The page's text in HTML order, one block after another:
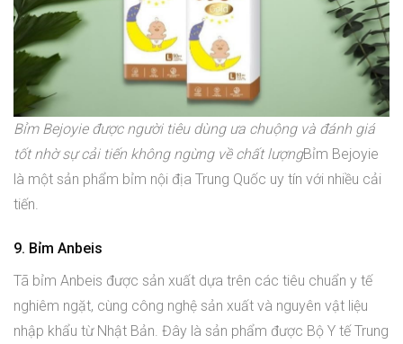
Bỉm Bejoyie được người tiêu dùng ưa chuộng và đánh giá
tốt nhờ sự cải tiến không ngừng về chất lượngBỉm Bejoyie
là một sản phẩm bỉm nội địa Trung Quốc uy tín với nhiều cải
tiến.
9. Bỉm Anbeis
Tã bỉm Anbeis được sản xuất dựa trên các tiêu chuẩn y tế
nghiêm ngặt, cùng công nghệ sản xuất và nguyên vật liệu
nhập khẩu từ Nhật Bản. Đây là sản phẩm được Bộ Y tế Trung